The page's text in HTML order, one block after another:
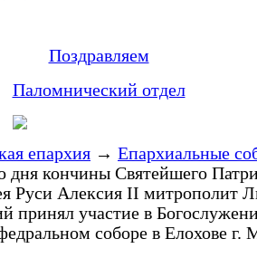
Поздравляем
Паломнический отдел
епархия → Епархиальные
дня кончины Святейшего
Руси Алексия II митрополит
принял участие в
соборе в Елохове г.